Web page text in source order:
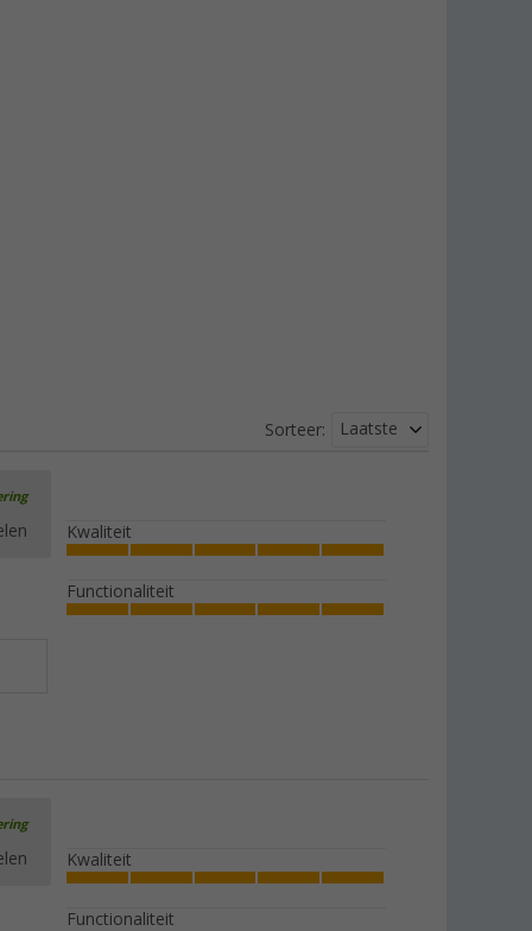
Sorteer: Laatste
Kwaliteit
Functionaliteit
Kwaliteit
Functionaliteit